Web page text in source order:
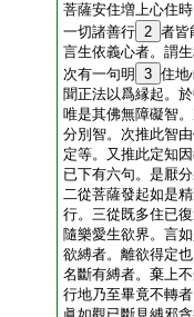
菩薩安住増上心住
一切諸善行 2 者皆
言生依義心者。謂
次有一句明
3 住地
聞正法以爲縁起。
唯是其佛無障礙智
分別智。次推此智
定等。又推此定知
已下有六句。是厭
二從菩薩發起如是
行。三從既多住已
隨樂愛生欲界。言
欲縛者。離欲得定
名斷有縛者。棄上
行地乃至畢竟不轉